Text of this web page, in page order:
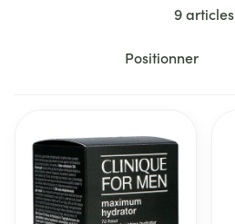
9articles
Trier par: